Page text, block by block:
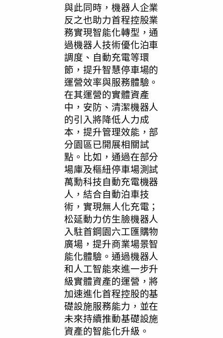
與此同時，機器人企業
反之也助力首程控股業
務實現智能化轉型，通
過機器人技術優化泊車
調度、自動充電等環
節，提升智慧停車場的
運營效率與服務體驗。
在其運營的實體資產
中，安防、清潔機器人
的引入將降低人力成
本，提升管理效能，部
分園區已開展相關試
點。比如，通過在部分
場庫及樞紐停車場測試
萬勳科技自動充電機器
人，結合自動泊車技
術，實現無人化充電；
松延動力仿生臉機器人
入駐首鋼園六工匯購物
廣場，提升商業場景智
能化體驗。通過機器人
和人工智能來進一步升
級實體資產的運營，將
加速進化首程控股的基
礎設施服務能力，並在
未來持續推動基礎設施
資產的智能化升級。